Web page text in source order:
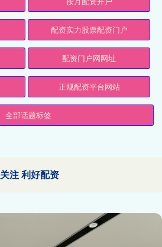
配资实力股票配资门户
配资门户网网址
正规配资平台网站
全部话题标签
关注 利好配资